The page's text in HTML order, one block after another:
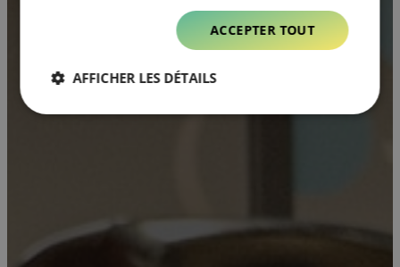
ACCEPTER TOUT
AFFICHER LES DÉTAILS